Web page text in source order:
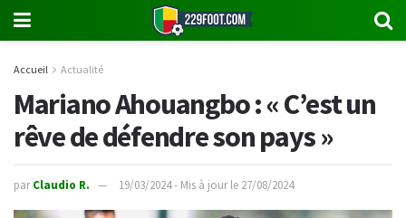
Accueil Actualité
Mariano Ahouangbo : « C’est un
rêve de défendre son pays »
par Claudio R. 19/03/2024 - Mis à jour le 27/08/2024